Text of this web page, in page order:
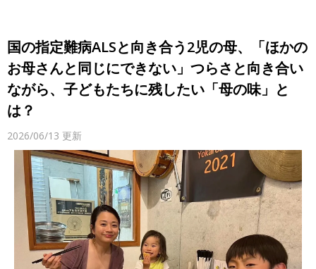
国の指定難病ALSと向き合う2児の母、「ほかの
お母さんと同じにできない」つらさと向き合い
ながら、子どもたちに残したい「母の味」と
は？
2026/06/13 更新